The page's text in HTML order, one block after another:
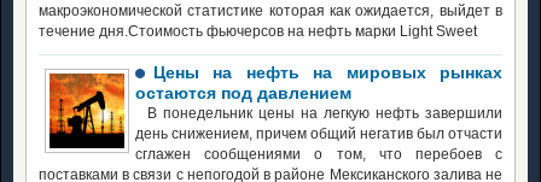
макроэкономической статистике которая как ожидается, выйдет в
течение дня.Стоимость фьючерсов на нефть марки Light Sweet
Цены на нефть на мировых рынках
остаются под давлением
В понедельник цены на легкую нефть завершили
день снижением, причем общий негатив был отчасти
сглажен сообщениями о том, что перебоев с
поставками в связи с непогодой в районе Мексиканского залива не